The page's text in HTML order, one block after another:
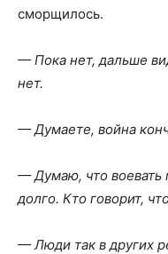
сморщилось.
— Пока нет, дальше
нет.
— Думаете, война
— Думаю, что
долго. Кто говорит,
— Люди так в других